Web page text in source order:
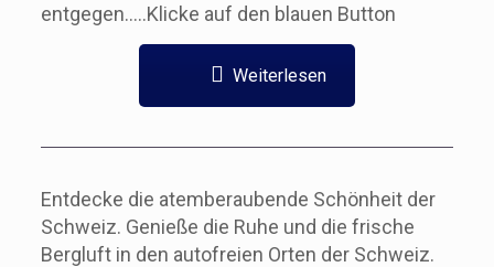
entgegen…..Klicke auf den blauen Button
Weiterlesen
Entdecke die atemberaubende Schönheit der
Schweiz. Genieße die Ruhe und die frische
Bergluft in den autofreien Orten der Schweiz.